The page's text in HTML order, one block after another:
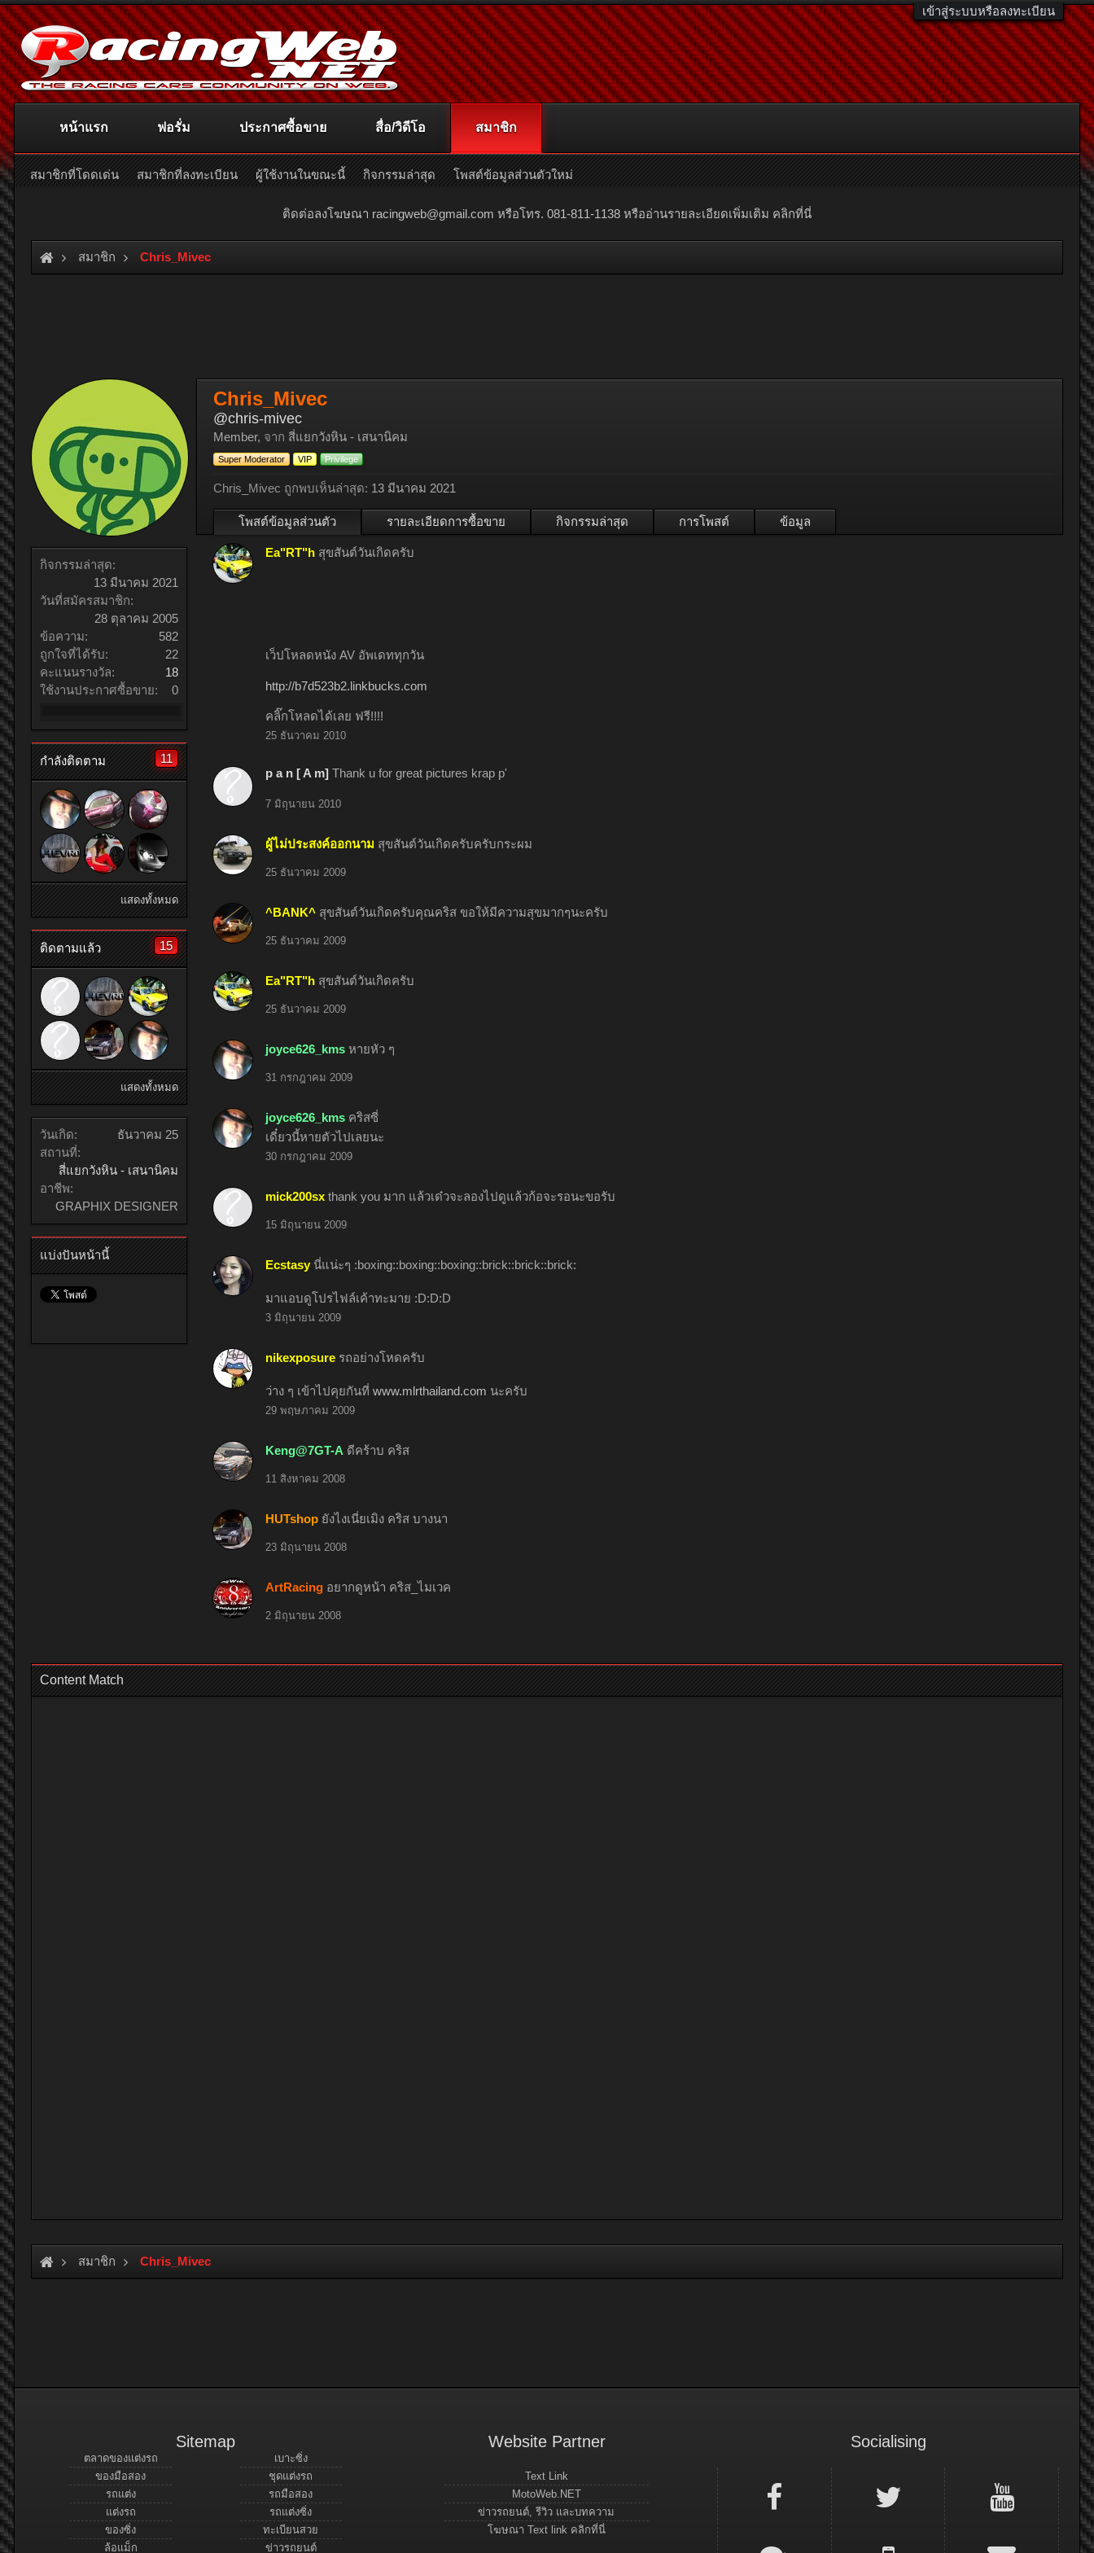
เข้าสู่ระบบหรือลงทะเบียน
ติดต่อลงโฆษณา racingweb@gmail.com หรือโทร. 081-811-1138 หรืออ่านรายละเอียดเพิ่มเติม คลิกที่นี่
สมาชิก Chris_Mivec
กิจกรรมล่าสุด:
13 มีนาคม 2021
วันที่สมัครสมาชิก:
28 ตุลาคม 2005
ข้อความ:
582
ถูกใจที่ได้รับ:
22
คะแนนรางวัล:
18
ใช้งานประกาศซื้อขาย:
0
กำลังติดตาม 11
แสดงทั้งหมด
ติดตามแล้ว 15
แสดงทั้งหมด
วันเกิด:
ธันวาคม 25
สถานที่:
สี่แยกวังหิน - เสนานิคม
อาชีพ:
GRAPHIX DESIGNER
แบ่งปันหน้านี้
Chris_Mivec
@chris-mivec
Member, จาก สี่แยกวังหิน - เสนานิคม
Super Moderator VIP Privilege
Chris_Mivec ถูกพบเห็นล่าสุด: 13 มีนาคม 2021
โพสต์ข้อมูลส่วนตัว รายละเอียดการซื้อขาย กิจกรรมล่าสุด การโพสต์ ข้อมูล
Ea"RT"h สุขสันต์วันเกิดครับ
เว็ปโหลดหนัง AV อัพเดททุกวัน
http://b7d523b2.linkbucks.com
คลิ๊กโหลดได้เลย ฟรี!!!!
25 ธันวาคม 2010
p a n [ A m] Thank u for great pictures krap p'
7 มิถุนายน 2010
ผู้ไม่ประสงค์ออกนาม สุขสันต์วันเกิดครับครับกระผม
25 ธันวาคม 2009
^BANK^ สุขสันต์วันเกิดครับคุณคริส ขอให้มีความสุขมากๆนะครับ
25 ธันวาคม 2009
Ea"RT"h สุขสันต์วันเกิดครับ
25 ธันวาคม 2009
joyce626_kms หายหัว ๆ
31 กรกฎาคม 2009
joyce626_kms คริสซี่
เดี๋ยวนี้หายตัวไปเลยนะ
30 กรกฎาคม 2009
mick200sx thank you มาก แล้วเด๋วจะลองไปดูแล้วก้อจะรอนะขอรับ
15 มิถุนายน 2009
Ecstasy นี่แน่ะๆ :boxing::boxing::boxing::brick::brick::brick:
มาแอบดูโปรไฟล์เค้าทะมาย :D:D:D
3 มิถุนายน 2009
nikexposure รถอย่างโหดครับ
ว่าง ๆ เข้าไปคุยกันที่ www.mlrthailand.com นะครับ
29 พฤษภาคม 2009
Keng@7GT-A ดีคร้าบ คริส
11 สิงหาคม 2008
HUTshop ยังไงเนี่ยเมิง คริส บางนา
23 มิถุนายน 2008
ArtRacing อยากดูหน้า คริส_ไมเวค
2 มิถุนายน 2008
Content Match
สมาชิก Chris_Mivec
หน้าแรก ฟอรั่ม ประกาศซื้อขาย สื่อ/วิดีโอ สมาชิก
สมาชิกที่โดดเด่น สมาชิกที่ลงทะเบียน ผู้ใช้งานในขณะนี้ กิจกรรมล่าสุด โพสต์ข้อมูลส่วนตัวใหม่
Sitemap
ตลาดของแต่งรถ
ของมือสอง
รถแต่ง
แต่งรถ
ของซิ่ง
ล้อแม็ก
เบาะซิ่ง
ชุดแต่งรถ
รถมือสอง
รถแต่งซิ่ง
ทะเบียนสวย
ข่าวรถยนต์
Website Partner
Text Link
MotoWeb.NET
ข่าวรถยนต์, รีวิว และบทความ
โฆษณา Text link คลิกที่นี่
Socialising